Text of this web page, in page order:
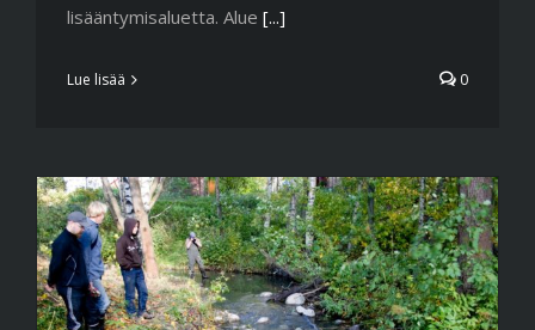
lisääntymisaluetta. Alue [...]
Lue lisää 0